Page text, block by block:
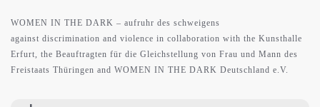
WOMEN IN THE DARK – aufruhr des schweigens
against discrimination and violence in collaboration with the Kunsthalle
Erfurt, the Beauftragten für die Gleichstellung von Frau und Mann des
Freistaats Thüringen and WOMEN IN THE DARK Deutschland e.V.